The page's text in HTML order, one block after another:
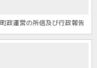
町政運営の所信及び行政報告